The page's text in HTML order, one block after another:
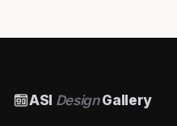
ASI DesignGallery